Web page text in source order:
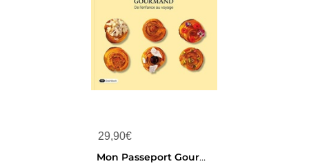
29,90€
Mon Passeport Gourmand : De L'enfance Au Voyage